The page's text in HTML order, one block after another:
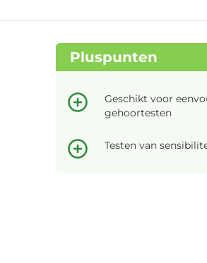
Pluspunten
Geschikt voor
gehoortesten
Testen van